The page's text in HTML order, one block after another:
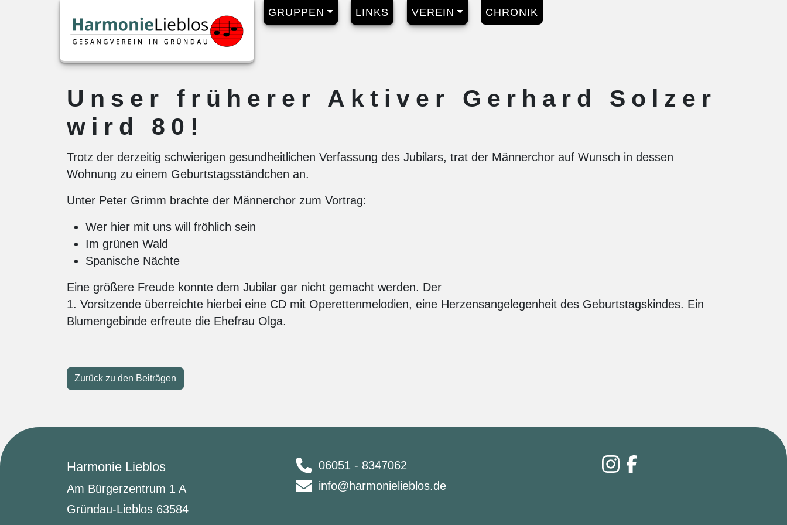
GRUPPEN LINKS VEREIN CHRONIK
Unser früherer Aktiver Gerhard Solzer
wird 80!
Trotz der derzeitig schwierigen gesundheitlichen Verfassung des Jubilars, trat der Männerchor auf Wunsch in dessen
Wohnung zu einem Geburtstagsständchen an.
Unter Peter Grimm brachte der Männerchor zum Vortrag:
Wer hier mit uns will fröhlich sein
Im grünen Wald
Spanische Nächte
Eine größere Freude konnte dem Jubilar gar nicht gemacht werden. Der
1. Vorsitzende überreichte hierbei eine CD mit Operettenmelodien, eine Herzensangelegenheit des Geburtstagskindes. Ein
Blumengebinde erfreute die Ehefrau Olga.
Zurück zu den Beiträgen
Harmonie Lieblos
Am Bürgerzentrum 1 A
Gründau-Lieblos 63584
06051 - 8347062
info@harmonielieblos.de